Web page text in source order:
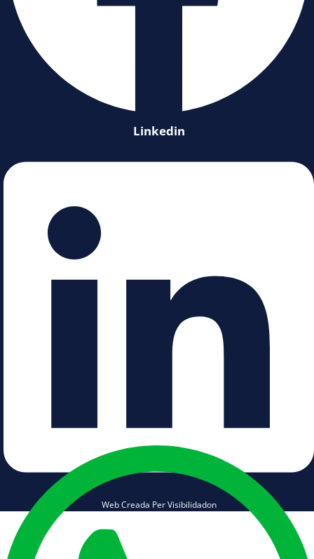
Linkedin
Web Creada Per Visibilidadon